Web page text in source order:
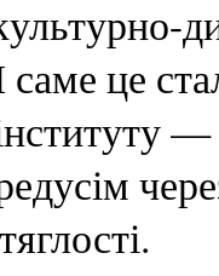
саме це